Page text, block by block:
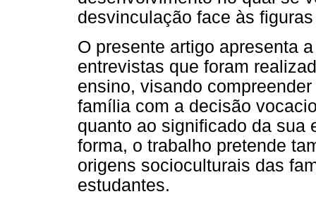
desvinculação face às
O presente artigo apresenta
entrevistas que foram
ensino, visando
família com a decisão
quanto ao significado da sua
forma, o trabalho pretende
origens socioculturais das
estudantes.